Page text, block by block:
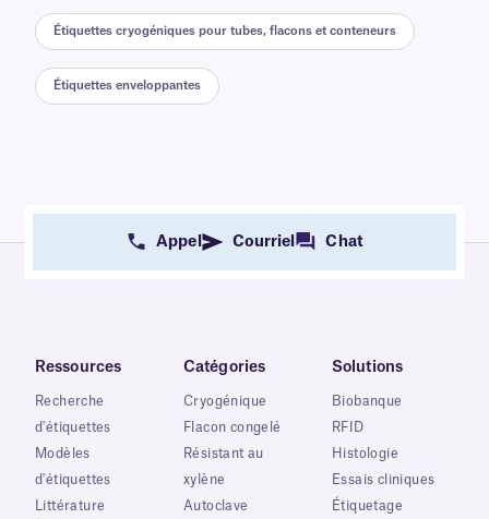
Étiquettes cryogéniques pour tubes, flacons et conteneurs
Étiquettes enveloppantes
Appel Courriel Chat
Ressources
Recherche
d'étiquettes
Modèles
d'étiquettes
Littérature
Catégories
Cryogénique
Flacon congelé
Résistant au
xylène
Autoclave
Solutions
Biobanque
RFID
Histologie
Essais cliniques
Étiquetage